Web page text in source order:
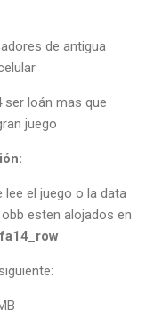
de antigua
ser loán mas que
juego
lee el juego o la data
esten alojados en